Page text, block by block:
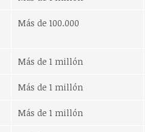
Más de 100.000
Más de 1 millón
Más de 1 millón
Más de 1 millón